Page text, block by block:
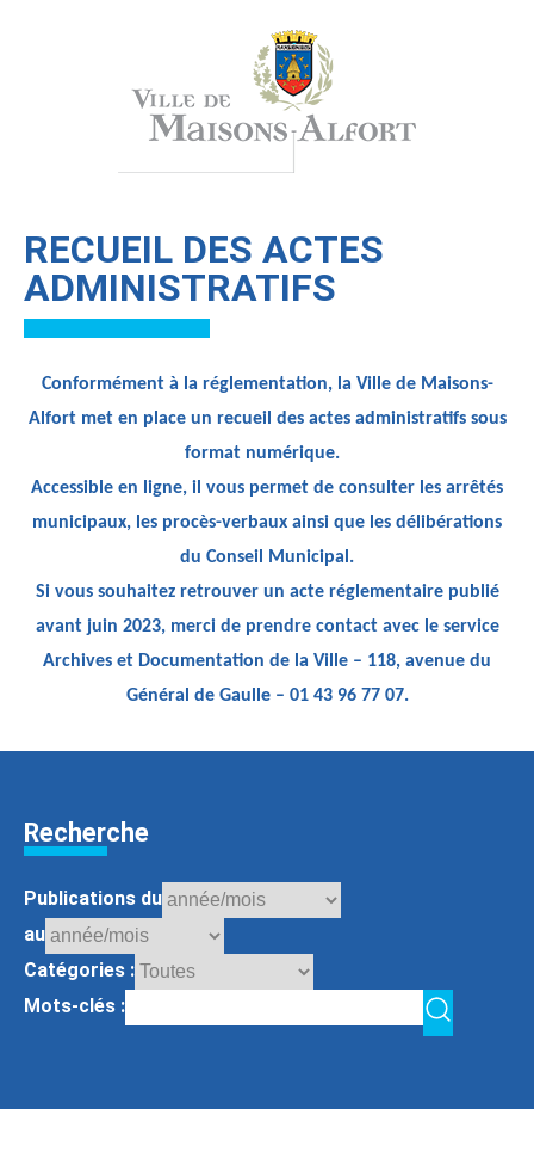
RECUEIL DES ACTES
ADMINISTRATIFS
Conformément à la réglementation, la Ville de Maisons-
Alfort met en place un recueil des actes administratifs sous
format numérique.
Accessible en ligne, il vous permet de consulter les arrêtés
municipaux, les procès-verbaux ainsi que les délibérations
du Conseil Municipal.
Si vous souhaitez retrouver un acte réglementaire publié
avant juin 2023, merci de prendre contact avec le service
Archives et Documentation de la Ville – 118, avenue du
Général de Gaulle – 01 43 96 77 07.
Recherche
Publications du
au
Catégories :
Mots-clés :